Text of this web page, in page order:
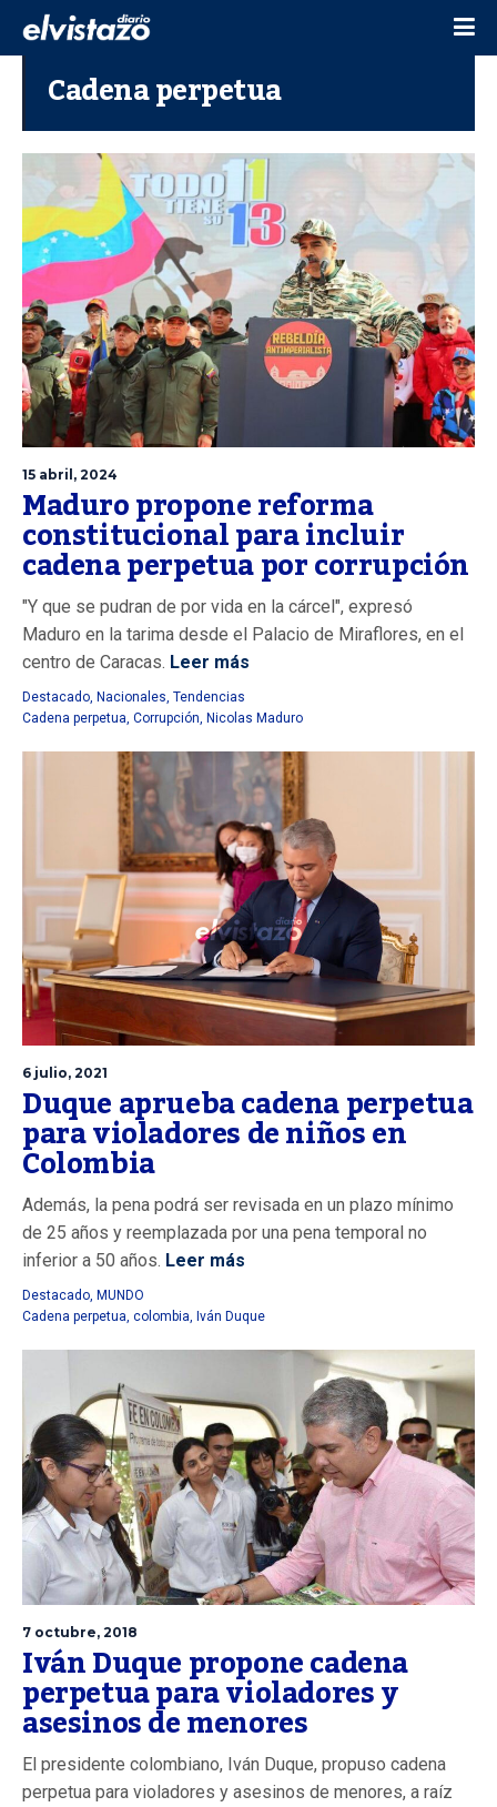
Cadena perpetua
15 abril, 2024
Maduro propone reforma
constitucional para incluir
cadena perpetua por corrupción
"Y que se pudran de por vida en la cárcel", expresó
Maduro en la tarima desde el Palacio de Miraflores, en el
centro de Caracas. Leer más
Destacado, Nacionales, Tendencias
Cadena perpetua, Corrupción, Nicolas Maduro
6 julio, 2021
Duque aprueba cadena perpetua
para violadores de niños en
Colombia
Además, la pena podrá ser revisada en un plazo mínimo
de 25 años y reemplazada por una pena temporal no
inferior a 50 años. Leer más
Destacado, MUNDO
Cadena perpetua, colombia, Iván Duque
7 octubre, 2018
Iván Duque propone cadena
perpetua para violadores y
asesinos de menores
El presidente colombiano, Iván Duque, propuso cadena
perpetua para violadores y asesinos de menores, a raíz